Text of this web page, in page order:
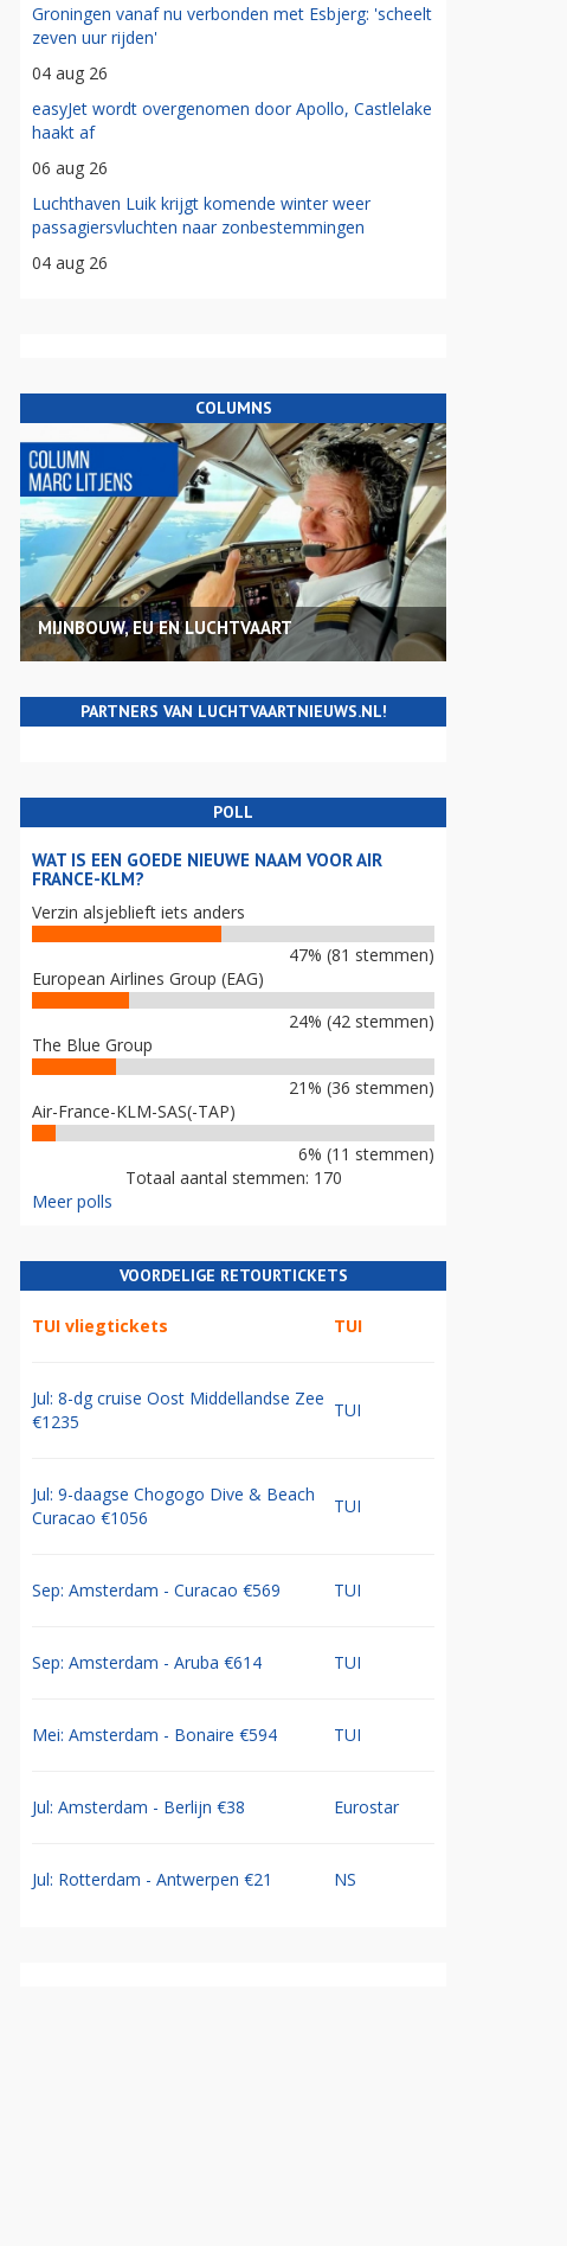
Groningen vanaf nu verbonden met Esbjerg: 'scheelt
zeven uur rijden'
04 aug 26
easyJet wordt overgenomen door Apollo, Castlelake
haakt af
06 aug 26
Luchthaven Luik krijgt komende winter weer
passagiersvluchten naar zonbestemmingen
04 aug 26
COLUMNS
MIJNBOUW, EU EN LUCHTVAART
PARTNERS VAN LUCHTVAARTNIEUWS.NL!
POLL
WAT IS EEN GOEDE NIEUWE NAAM VOOR AIR
FRANCE-KLM?
Verzin alsjeblieft iets anders
47% (81 stemmen)
European Airlines Group (EAG)
24% (42 stemmen)
The Blue Group
21% (36 stemmen)
Air-France-KLM-SAS(-TAP)
6% (11 stemmen)
Totaal aantal stemmen: 170
Meer polls
VOORDELIGE RETOURTICKETS
TUI vliegtickets TUI
Jul: 8-dg cruise Oost Middellandse Zee
€1235
TUI
Jul: 9-daagse Chogogo Dive & Beach
Curacao €1056
TUI
Sep: Amsterdam - Curacao €569 TUI
Sep: Amsterdam - Aruba €614 TUI
Mei: Amsterdam - Bonaire €594 TUI
Jul: Amsterdam - Berlijn €38 Eurostar
Jul: Rotterdam - Antwerpen €21 NS